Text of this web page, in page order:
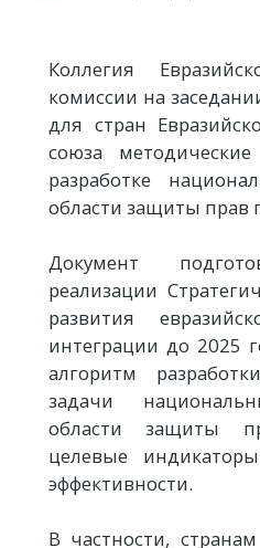
Коллегия
комиссии на
для стран
союза
разработке
области защиты прав
Документ
реализации
развития
интеграции до 2025
алгоритм
задачи
области защиты
целевые
эффективности.
В частности,